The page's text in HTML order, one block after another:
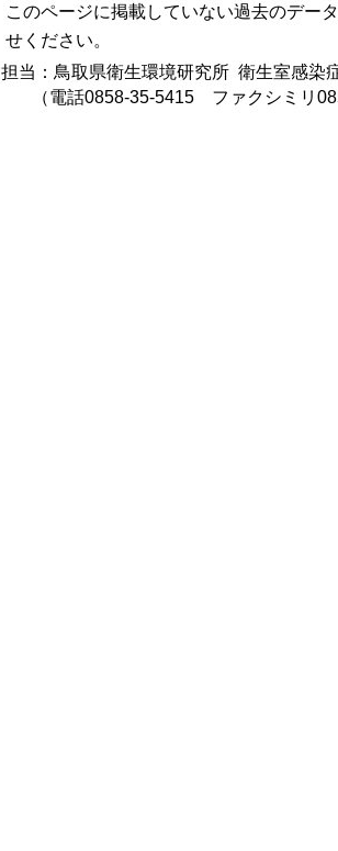
このページに掲載していない過去のデー
せください。
担当：鳥取県衛生環境研究所 衛生室感染
（電話0858-35-5415 ファクシミリ